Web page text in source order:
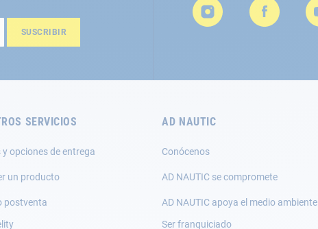
SUSCRIBIR
SERVICIOS
y opciones de entrega
un producto
postventa
AD NAUTIC
Conócenos
AD NAUTIC se compromete
AD NAUTIC apoya el medio ambiente
Ser franquiciado